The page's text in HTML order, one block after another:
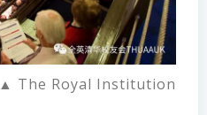
▲ The Royal Institution